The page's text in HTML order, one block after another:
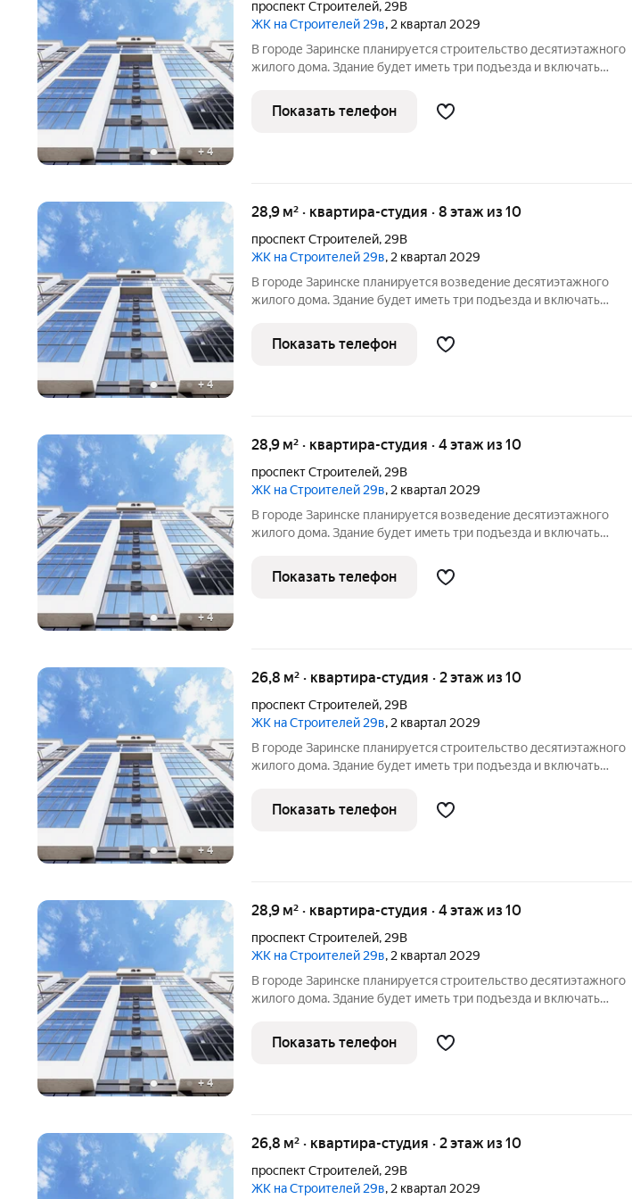
+4
проспект Строителей, 29В
ЖК на Строителей 29в, 2 квартал 2029
В городе Заринске планируется строительство десятиэтажного
жилого дома. Здание будет иметь три подъезда и включать
этаже. Входы в подъезды расположат со стороны двора, а в
нежилые помещения с
Показать телефон
+4
28,9 м² · квартира-студия · 8 этаж из 10
проспект Строителей, 29В
ЖК на Строителей 29в, 2 квартал 2029
В городе Заринске планируется возведение десятиэтажного
жилого дома. Здание будет иметь три подъезда и включать
этаже. Входы в подъезды расположат со стороны двора, а в
нежилые помещения с
Показать телефон
+4
28,9 м² · квартира-студия · 4 этаж из 10
проспект Строителей, 29В
ЖК на Строителей 29в, 2 квартал 2029
В городе Заринске планируется возведение десятиэтажного
жилого дома. Здание будет иметь три подъезда и включать
этаже. Входы в подъезды расположат со стороны двора, а в
нежилые помещения с
Показать телефон
+4
26,8 м² · квартира-студия · 2 этаж из 10
проспект Строителей, 29В
ЖК на Строителей 29в, 2 квартал 2029
В городе Заринске планируется строительство десятиэтажного
жилого дома. Здание будет иметь три подъезда и включать
этаже. Входы в подъезды расположат со стороны двора, а в
нежилые помещения с
Показать телефон
+4
28,9 м² · квартира-студия · 4 этаж из 10
проспект Строителей, 29В
ЖК на Строителей 29в, 2 квартал 2029
В городе Заринске планируется строительство десятиэтажного
жилого дома. Здание будет иметь три подъезда и включать
этаже. Входы в подъезды разместят со стороны двора, а в
нежилые помещения с
Показать телефон
26,8 м² · квартира-студия · 2 этаж из 10
проспект Строителей, 29В
ЖК на Строителей 29в, 2 квартал 2029